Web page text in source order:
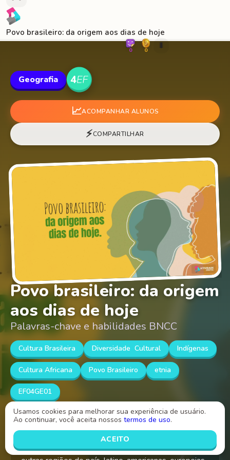
Povo brasileiro: da origem aos dias de hoje
0 0 🐛
Geografia
📈ACOMPANHAR ALUNOS
⚡COMPARTILHAR
Povo brasileiro: da origem
aos dias de hoje
Palavras-chave e habilidades BNCC
Cultura Brasileira Diversidade Cultural Indígenas
Cultura Africana Povo Brasileiro etnia
EF04GE01
Selecionar, em seus lugares de vivência e em suas
histórias familiares e/ou da comunidade, elementos
de distintas culturas (indígenas, afro-brasileiras, de
Usamos cookies para melhorar sua experiência de usuário.
Ao continuar, você aceita nossos termos de uso.
ACEITO